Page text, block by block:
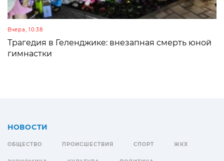
Вчера, 10:38
Трагедия в Геленджике: внезапная смерть юной
гимнастки
НОВОСТИ
ОБЩЕСТВО ПРОИСШЕСТВИЯ СПОРТ ЖКХ